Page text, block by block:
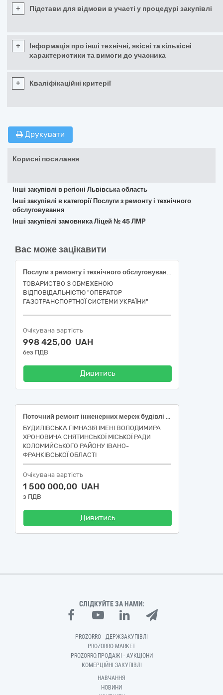
+ Підстави для відмови в участі у процедурі закупівлі
+
Інформація про інші технічні, якісні та кількісні
характеристики та вимоги до учасника
+ Кваліфікаційні критерії
Друкувати
Корисні посилання
Інші закупівлі в регіоні Львівська область
Інші закупівлі в категорії Послуги з ремонту і технічного
обслуговування
Інші закупівлі замовника Ліцей № 45 ЛМР
Вас може зацікавити
Послуги з ремонту і технічного обслуговування насосів, клапанів, кранів і металевих контейнерів (Ремонт запірної арматури із заміною дефектного пневмогідроприводу Західного ЛВУМГ)
ТОВАРИСТВО З ОБМЕЖЕНОЮ
ВІДПОВІДАЛЬНІСТЮ "ОПЕРАТОР
ГАЗОТРАНСПОРТНОЇ СИСТЕМИ УКРАЇНИ"
Очікувана вартість
998 425,00 UAH
без ПДВ
Дивитись
Поточний ремонт інженерних мереж будівлі Будилівської гімназії ім. Володимира Хроновича Снятинської міської ради Івано-Франківської області за адресою: Івано-Франківська область, село Будилів, вул. Грушевського, буд. 13
БУДИЛІВСЬКА ГІМНАЗІЯ ІМЕНІ ВОЛОДИМИРА
ХРОНОВИЧА СНЯТИНСЬКОЇ МІСЬКОЇ РАДИ
КОЛОМИЙСЬКОГО РАЙОНУ ІВАНО-
ФРАНКІВСЬКОЇ ОБЛАСТІ
Очікувана вартість
1 500 000,00 UAH
з ПДВ
Дивитись
СЛІДКУЙТЕ ЗА НАМИ:
PROZORRO - ДЕРЖЗАКУПІВЛІ
PROZORRO MARKET
PROZORRO.ПРОДАЖІ - АУКЦІОНИ
КОМЕРЦІЙНІ ЗАКУПІВЛІ
НАВЧАННЯ
НОВИНИ